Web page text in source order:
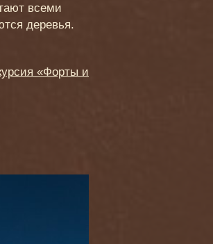
всеми
деревья.
«Форты и